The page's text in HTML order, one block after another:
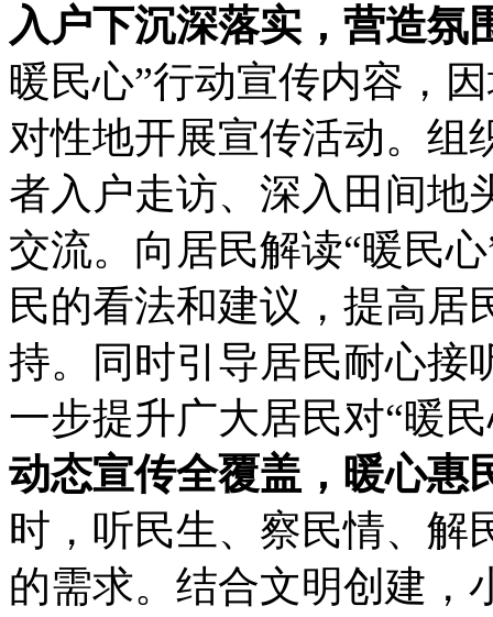
入户下沉深落实，营造氛
暖民心”行动宣传内容，
对性地开展宣传活动。组
者入户走访、深入田间地
交流。向居民解读“暖民
民的看法和建议，提高居
持。同时引导居民耐心接
一步提升广大居民对“暖
动态宣传全覆盖，暖心惠
时，听民生、察民情、解
的需求。结合文明创建，